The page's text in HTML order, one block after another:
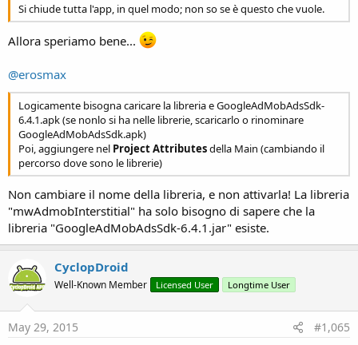
Si chiude tutta l'app, in quel modo; non so se è questo che vuole.
Allora speriamo bene...
@erosmax
Logicamente bisogna caricare la libreria e GoogleAdMobAdsSdk-
6.4.1.apk (se nonlo si ha nelle librerie, scaricarlo o rinominare
GoogleAdMobAdsSdk.apk)
Poi, aggiungere nel Project Attributesdella Main (cambiando il
percorso dove sono le librerie)
Non cambiare il nome della libreria, e non attivarla! La libreria
"mwAdmobInterstitial" ha solo bisogno di sapere che la
libreria "GoogleAdMobAdsSdk-6.4.1.jar" esiste.
CyclopDroid
Well-Known Member Licensed User Longtime User
May 29, 2015 #1,065